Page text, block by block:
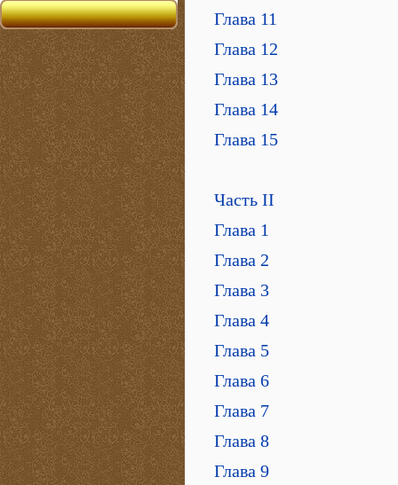
Глава 11
Глава 12
Глава 13
Глава 14
Глава 15
Часть II
Глава 1
Глава 2
Глава 3
Глава 4
Глава 5
Глава 6
Глава 7
Глава 8
Глава 9